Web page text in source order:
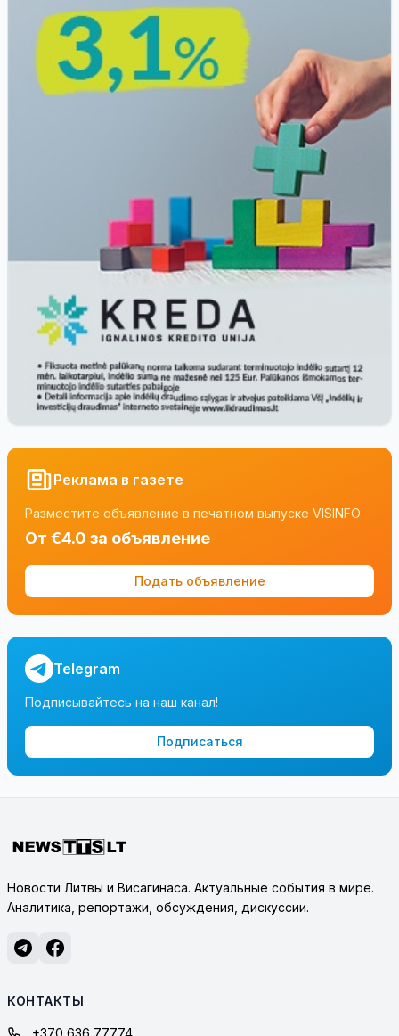
Реклама в газете
Разместите объявление в печатном выпуске VISINFO
От €4.0 за объявление
Подать объявление
Telegram
Подписывайтесь на наш канал!
Подписаться
Новости Литвы и Висагинаса. Актуальные события в мире.
Аналитика, репортажи, обсуждения, дискуссии.
КОНТАКТЫ
+370 636 77774